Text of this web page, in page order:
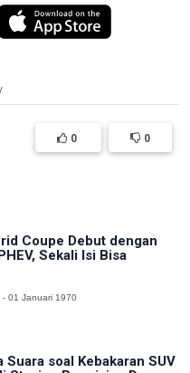
0 0
Coupe Debut dengan
Sekali Isi Bisa
- 01 Januari 1970
Suara soal Kebakaran SUV